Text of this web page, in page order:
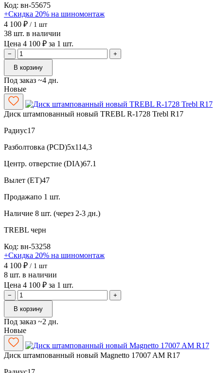
Код: вн-55675
+Скидка 20% на шиномонтаж
4 100 ₽ / 1 шт
38 шт. в наличии
Цена 4 100 ₽ за 1 шт.
−
+
В корзину
Под заказ ~4 дн.
Новые
Диск штампованный новый TREBL R-1728 Trebl R17
Радиус17
Разболтовка (PCD)5x114,3
Центр. отверстие (DIA)67.1
Вылет (ET)47
Продажапо 1 шт.
Наличие 8 шт. (через 2-3 дн.)
TREBL черн
Код: вн-53258
+Скидка 20% на шиномонтаж
4 100 ₽ / 1 шт
8 шт. в наличии
Цена 4 100 ₽ за 1 шт.
−
+
В корзину
Под заказ ~2 дн.
Новые
Диск штампованный новый Magnetto 17007 AM R17